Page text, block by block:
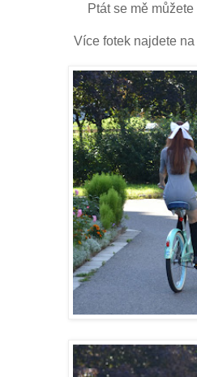
Ptát se mě můžete
Více fotek najdete na